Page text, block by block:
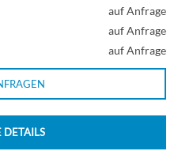
auf Anfrage
auf Anfrage
auf Anfrage
DETAILS